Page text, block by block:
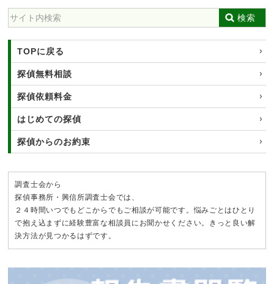
検索
TOPに戻る
探偵無料相談
探偵依頼料金
はじめての探偵
探偵からのお約束
調査士会から
探偵事務所・興信所調査士会では、
２４時間いつでもどこからでもご相談が可能です。悩みごとはひとり
で抱え込まずに経験豊富な相談員にお聞かせください。きっと良い解
決方法が見つかるはずです。